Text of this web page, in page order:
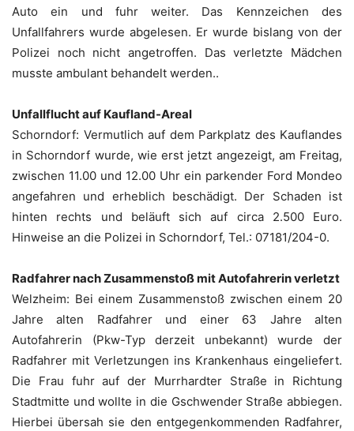
Auto ein und fuhr weiter. Das Kennzeichen des
Unfallfahrers wurde abgelesen. Er wurde bislang von der
Polizei noch nicht angetroffen. Das verletzte Mädchen
musste ambulant behandelt werden..
Unfallflucht auf Kaufland-Areal
Schorndorf: Vermutlich auf dem Parkplatz des Kauflandes
in Schorndorf wurde, wie erst jetzt angezeigt, am Freitag,
zwischen 11.00 und 12.00 Uhr ein parkender Ford Mondeo
angefahren und erheblich beschädigt. Der Schaden ist
hinten rechts und beläuft sich auf circa 2.500 Euro.
Hinweise an die Polizei in Schorndorf, Tel.: 07181/204-0.
Radfahrer nach Zusammenstoß mit Autofahrerin verletzt
Welzheim: Bei einem Zusammenstoß zwischen einem 20
Jahre alten Radfahrer und einer 63 Jahre alten
Autofahrerin (Pkw-Typ derzeit unbekannt) wurde der
Radfahrer mit Verletzungen ins Krankenhaus eingeliefert.
Die Frau fuhr auf der Murrhardter Straße in Richtung
Stadtmitte und wollte in die Gschwender Straße abbiegen.
Hierbei übersah sie den entgegenkommenden Radfahrer,